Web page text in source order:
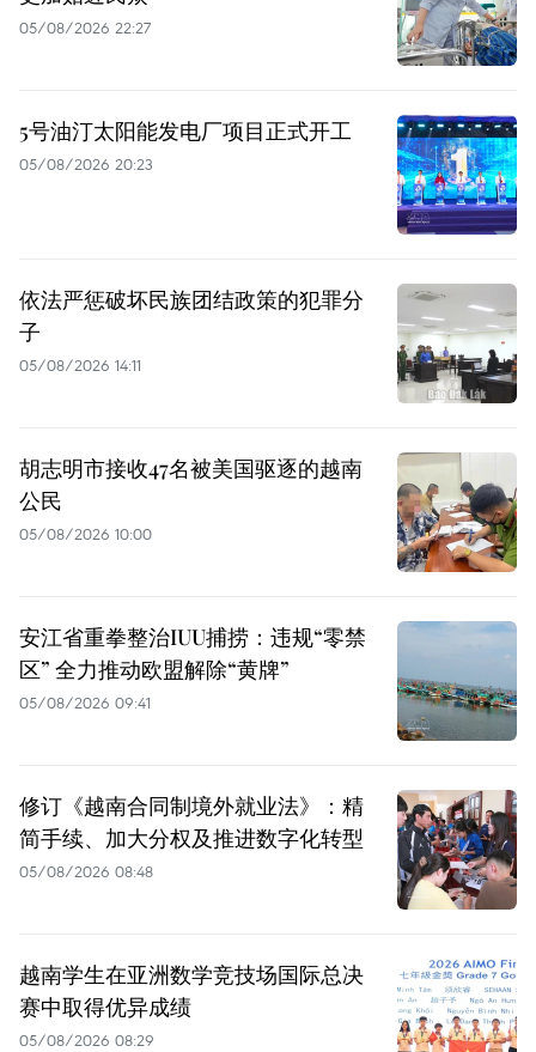
05/08/2026 22:27
5号油汀太阳能发电厂项目正式开工
05/08/2026 20:23
依法严惩破坏民族团结政策的犯罪分
子
05/08/2026 14:11
胡志明市接收47名被美国驱逐的越南
公民
05/08/2026 10:00
安江省重拳整治IUU捕捞：违规“零禁
区” 全力推动欧盟解除“黄牌”
05/08/2026 09:41
修订《越南合同制境外就业法》：精
简手续、加大分权及推进数字化转型
05/08/2026 08:48
越南学生在亚洲数学竞技场国际总决
赛中取得优异成绩
05/08/2026 08:29